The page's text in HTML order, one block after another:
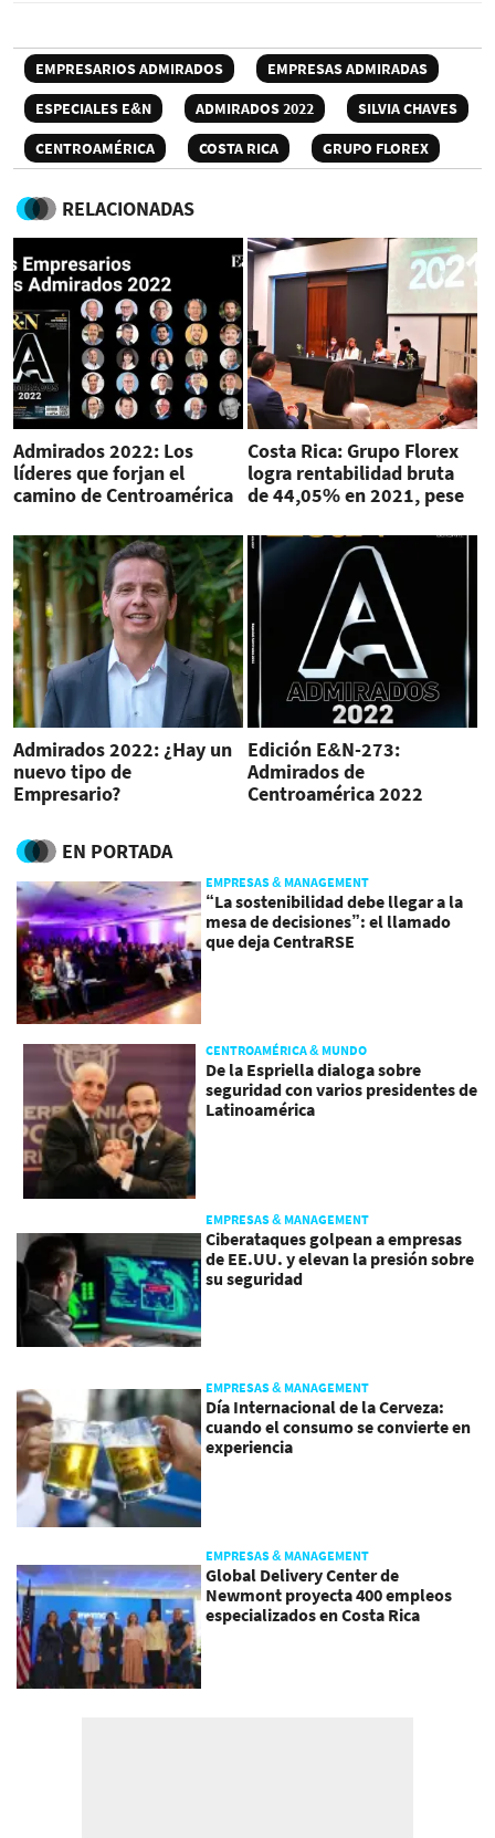
EMPRESARIOS ADMIRADOS
EMPRESAS ADMIRADAS
ESPECIALES E&N
ADMIRADOS 2022
SILVIA CHAVES
CENTROAMÉRICA
COSTA RICA GRUPO FLOREX
RELACIONADAS
Admirados 2022: Los
líderes que forjan el
camino de Centroamérica
Costa Rica: Grupo Florex
logra rentabilidad bruta
de 44,05% en 2021, pese
Admirados 2022: ¿Hay un
nuevo tipo de
Empresario?
Edición E&N-273:
Admirados de
Centroamérica 2022
EN PORTADA
EMPRESAS & MANAGEMENT
“La sostenibilidad debe llegar a la
mesa de decisiones”: el llamado
que deja CentraRSE
CENTROAMÉRICA & MUNDO
De la Espriella dialoga sobre
seguridad con varios presidentes de
Latinoamérica
EMPRESAS & MANAGEMENT
Ciberataques golpean a empresas
de EE.UU. y elevan la presión sobre
su seguridad
EMPRESAS & MANAGEMENT
Día Internacional de la Cerveza:
cuando el consumo se convierte en
experiencia
EMPRESAS & MANAGEMENT
Global Delivery Center de
Newmont proyecta 400 empleos
especializados en Costa Rica